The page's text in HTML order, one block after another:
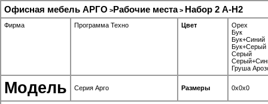
Офисная мебель АРГО >Рабочие места> Набор 2 А-Н2
Фирма Программа Техно Цвет
Орех
Бук
Бук+Синий
Бук+Серый
Серый
Груша
Модель Серия Арго Размеры 0x0x0